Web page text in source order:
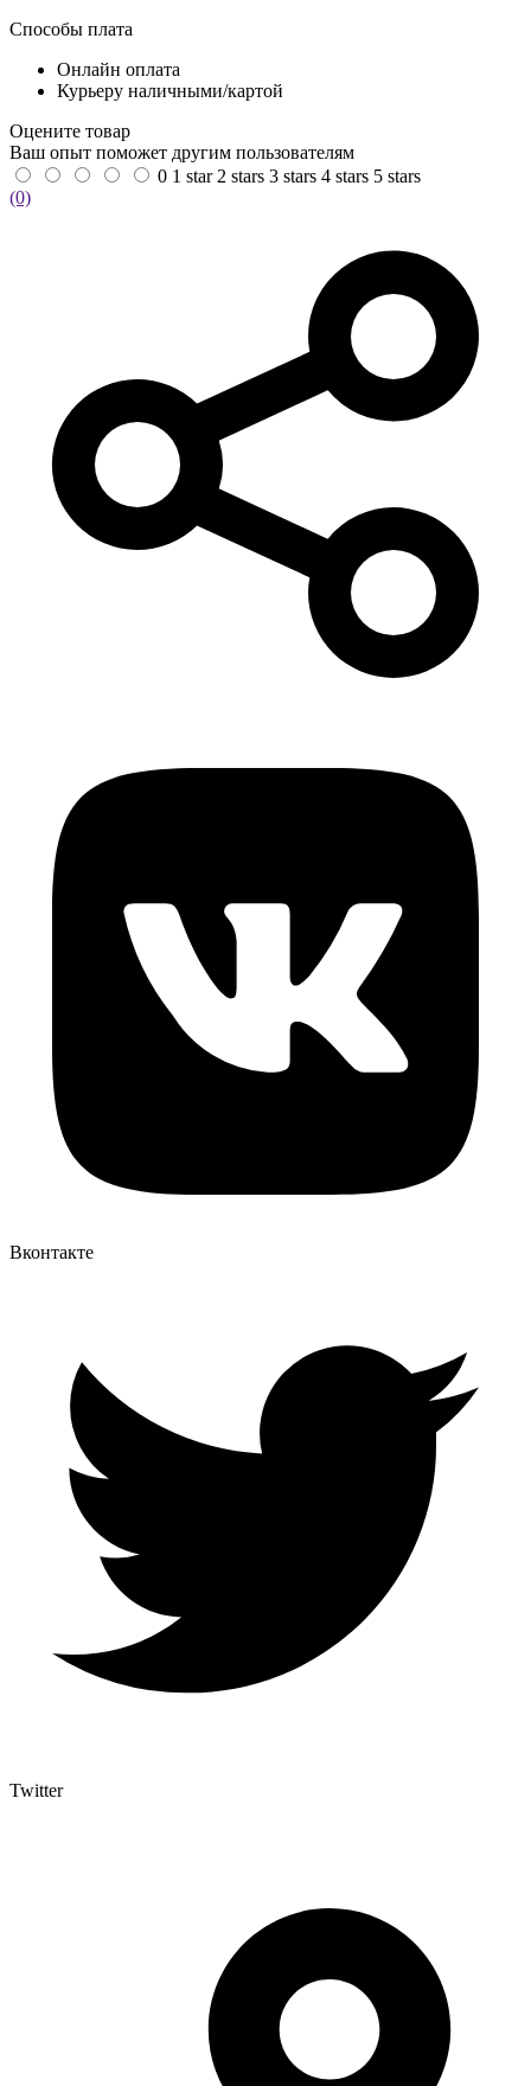
Способы плата
Онлайн оплата
Курьеру наличными/картой
Оцените товар
Ваш опыт поможет другим пользователям
0 1 star 2 stars 3 stars 4 stars 5 stars
(0)
Вконтакте
Twitter